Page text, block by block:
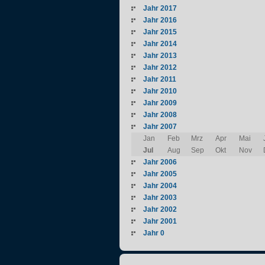
Jahr 2017
Jahr 2016
Jahr 2015
Jahr 2014
Jahr 2013
Jahr 2012
Jahr 2011
Jahr 2010
Jahr 2009
Jahr 2008
Jahr 2007
Jan
Feb Mrz Apr Mai
Jul
Aug Sep Okt Nov
Jahr 2006
Jahr 2005
Jahr 2004
Jahr 2003
Jahr 2002
Jahr 2001
Jahr 0